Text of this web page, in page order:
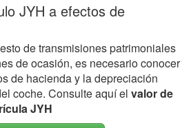
JYH a efectos de
de transmisiones patrimoniales
de ocasión, es necesario conocer
de hacienda y la depreciación
coche. Consulte aquí el valor de
JYH